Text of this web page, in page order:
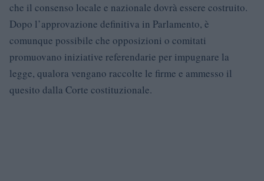
che il consenso locale e nazionale dovrà essere costruito.
Dopo l’approvazione definitiva in Parlamento, è
comunque possibile che opposizioni o comitati
promuovano iniziative referendarie per impugnare la
legge, qualora vengano raccolte le firme e ammesso il
quesito dalla Corte costituzionale.